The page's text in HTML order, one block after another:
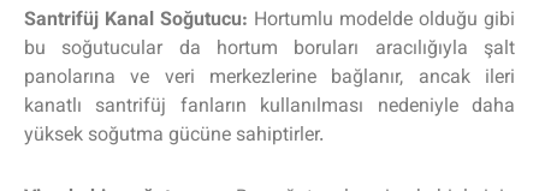
Santrifüj Kanal Soğutucu: Hortumlu modelde olduğu gibi
bu soğutucular da hortum boruları aracılığıyla şalt
panolarına ve veri merkezlerine bağlanır, ancak ileri
kanatlı santrifüj fanların kullanılması nedeniyle daha
yüksek soğutma gücüne sahiptirler.